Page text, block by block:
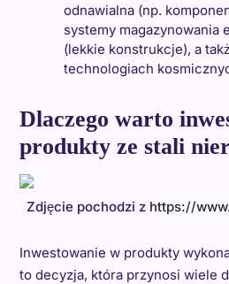
odnawialna (np.
systemy magazynowania
(lekkie konstrukcje), a
technologiach
Dlaczego warto
produkty ze stali
Zdjęcie pochodzi z https://
Inwestowanie w produkty
to decyzja, która przynosi wiele